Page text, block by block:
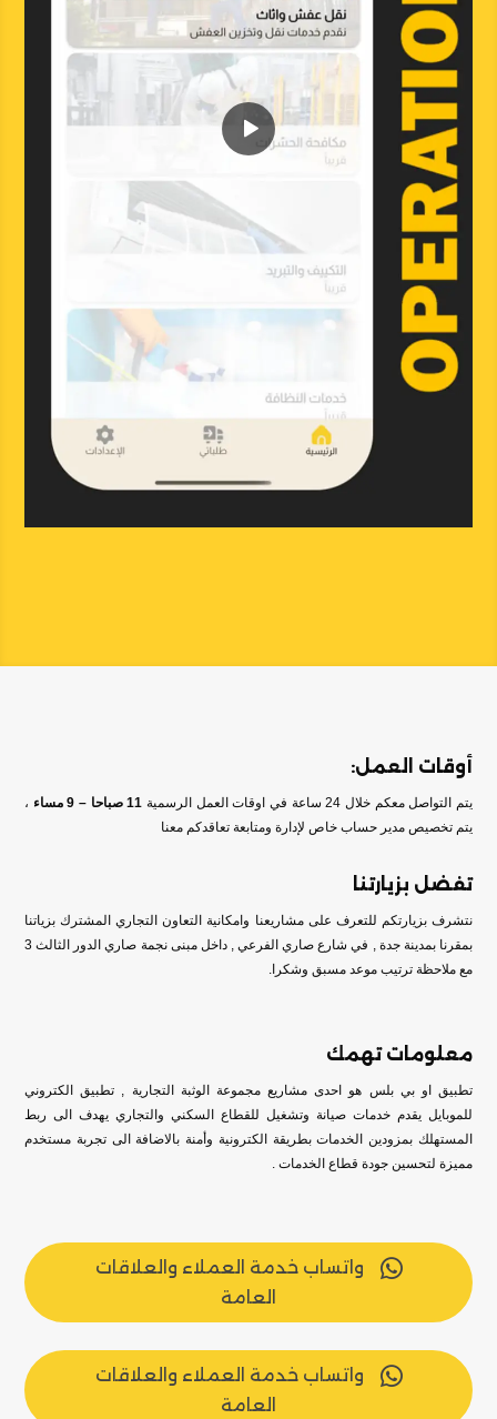
أوقات العمل:
يتم التواصل معكم خلال 24 ساعة في اوقات العمل الرسمية 11 صباحا – 9 مساء
،
يتم تخصيص مدير حساب خاص لإدارة ومتابعة تعاقدكم معنا
تفضل بزيارتنا
نتشرف بزيارتكم للتعرف على مشاريعنا وامكانية التعاون التجاري المشترك بزياتنا
بمقرنا بمدينة جدة , في شارع صاري الفرعي , داخل مبنى نجمة صاري الدور الثالث 3
مع ملاحظة ترتيب موعد مسبق وشكرا.
معلومات تهمك
تطبيق او بي بلس هو احدى مشاريع مجموعة الوثبة التجارية , تطبيق الكتروني
للموبايل يقدم خدمات صيانة وتشغيل للقطاع السكني والتجاري يهدف الى ربط
المستهلك بمزودين الخدمات بطريقة الكترونية وأمنة بالاضافة الى تجربة مستخدم
مميزة لتحسين جودة قطاع الخدمات .

واتساب خدمة العملاء والعلاقات
العامة

واتساب خدمة العملاء والعلاقات
العامة